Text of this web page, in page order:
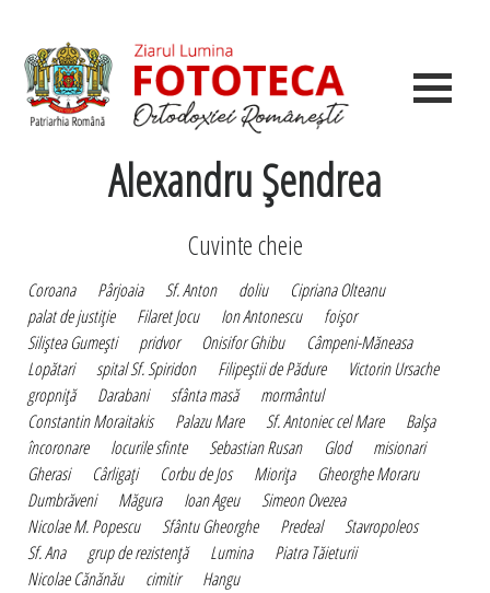
Alexandru Şendrea
Cuvinte cheie
Coroana Pârjoaia Sf. Anton doliu
Cipriana Olteanu
palat de justiţie
Filaret Jocu Ion Antonescu
foişor
Siliştea Gumeşti
pridvor Onisifor Ghibu
Câmpeni-Măneasa
Lopătari
spital Sf. Spiridon Filipeştii de Pădure
Victorin Ursache
gropniţă
Darabani sfânta masă
mormântul
Constantin Moraitakis
Palazu Mare Sf. Antoniec cel Mare
Balşa
încoronare
locurile sfinte Sebastian Rusan Glod
misionari
Gherasi
Cârligaţi Corbu de Jos Mioriţa
Gheorghe Moraru
Dumbrăveni
Măgura Ioan Ageu
Simeon Ovezea
Nicolae M. Popescu
Sfântu Gheorghe Predeal
Stavropoleos
Sf. Ana
grup de rezistenţă Lumina
Piatra Tăieturii
Nicolae Cănănău
cimitir Hangu